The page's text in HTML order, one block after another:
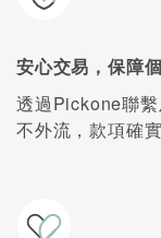
安心交易，保障
透過Pickone聯
不外流，款項確